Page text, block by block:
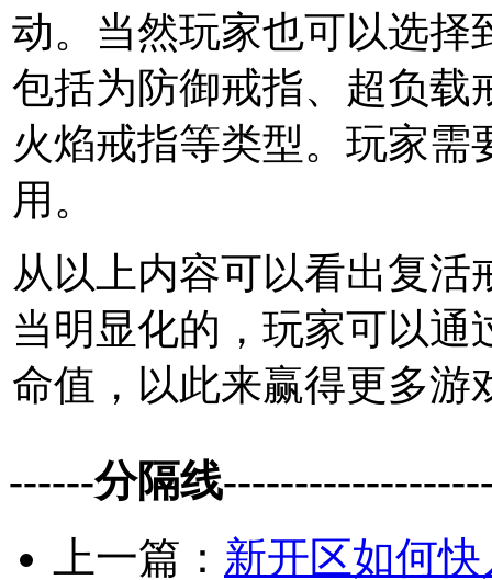
动。当然玩家也可以选择
包括为防御戒指、超负载
火焰戒指等类型。玩家
用。
从以上内容可以看出复
当明显化的，玩家可以
命值，以此来赢得更多游
------分隔线
上一篇： 新开区如何